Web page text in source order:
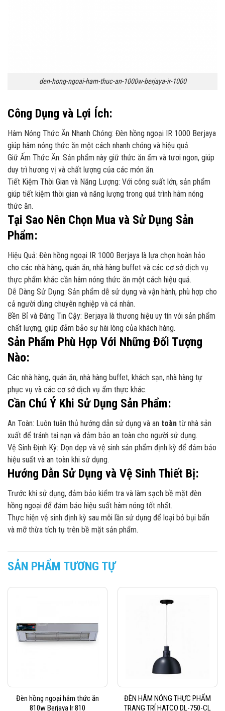
den-hong-ngoai-ham-thuc-an-1000w-berjaya-ir-1000
Công Dụng và Lợi Ích:
Hâm Nóng Thức Ăn Nhanh Chóng: Đèn hồng ngoại IR 1000 Berjaya
giúp hâm nóng thức ăn một cách nhanh chóng và hiệu quả.
Giữ Ấm Thức Ăn: Sản phẩm này giữ thức ăn ấm và tươi ngon, giúp
duy trì hương vị và chất lượng của các món ăn.
Tiết Kiệm Thời Gian và Năng Lượng: Với công suất lớn, sản phẩm
giúp tiết kiệm thời gian và năng lượng trong quá trình hâm nóng
thức ăn.
Tại Sao Nên Chọn Mua và Sử Dụng Sản
Phẩm:
Hiệu Quả: Đèn hồng ngoại IR 1000 Berjaya là lựa chọn hoàn hảo
cho các nhà hàng, quán ăn, nhà hàng buffet và các cơ sở dịch vụ
thực phẩm khác cần hâm nóng thức ăn một cách hiệu quả.
Dễ Dàng Sử Dụng: Sản phẩm dễ sử dụng và vận hành, phù hợp cho
cả người dùng chuyên nghiệp và cá nhân.
Bền Bỉ và Đáng Tin Cậy: Berjaya là thương hiệu uy tín với sản phẩm
chất lượng, giúp đảm bảo sự hài lòng của khách hàng.
Sản Phẩm Phù Hợp Với Những Đối Tượng
Nào:
Các nhà hàng, quán ăn, nhà hàng buffet, khách sạn, nhà hàng tự
phục vụ và các cơ sở dịch vụ ẩm thực khác.
Cần Chú Ý Khi Sử Dụng Sản Phẩm:
An Toàn: Luôn tuân thủ hướng dẫn sử dụng và an toàn từ nhà sản
xuất để tránh tai nạn và đảm bảo an toàn cho người sử dụng.
Vệ Sinh Định Kỳ: Dọn dẹp và vệ sinh sản phẩm định kỳ để đảm bảo
hiệu suất và an toàn khi sử dụng.
Hướng Dẫn Sử Dụng và Vệ Sinh Thiết Bị:
Trước khi sử dụng, đảm bảo kiểm tra và làm sạch bề mặt đèn
hồng ngoại để đảm bảo hiệu suất hâm nóng tốt nhất.
Thực hiện vệ sinh định kỳ sau mỗi lần sử dụng để loại bỏ bụi bẩn
và mỡ thừa tích tụ trên bề mặt sản phẩm.
SẢN PHẨM TƯƠNG TỰ
Đèn hồng ngoại hâm thức ăn
810w Berjaya Ir 810
ĐÈN HÂM NÓNG THỰC PHẨM
TRANG TRÍ HATCO DL-750-CL